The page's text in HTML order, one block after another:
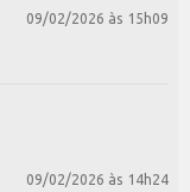
09/02/2026 às 15h09
09/02/2026 às 14h24